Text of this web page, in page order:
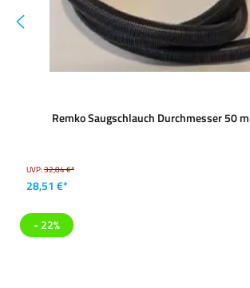
Remko Saugschlauch Durchmesser 50
UVP:32,84 €*
28,51 €*
- 22%